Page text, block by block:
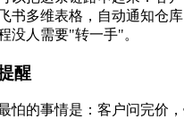
书多维表格，自动通知仓
没人需要"转一手"。
醒
怕的事情是：客户问完价